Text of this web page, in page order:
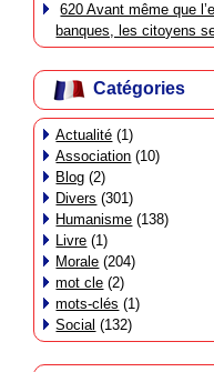
620 Avant même que
banques, les citoyens
Catégories
Actualité (1)
Association (10)
Blog (2)
Divers (301)
Humanisme (138)
Livre (1)
Morale (204)
mot cle (2)
mots-clés (1)
Social (132)